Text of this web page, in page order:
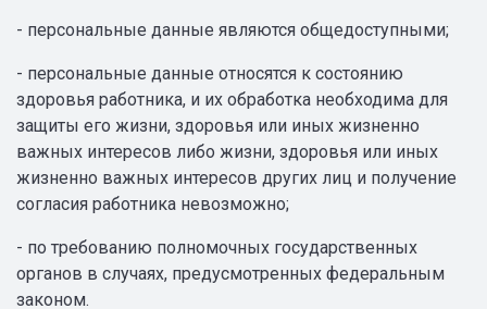
- персональные данные являются общедоступными;
- персональные данные относятся к состоянию
здоровья работника, и их обработка необходима для
защиты его жизни, здоровья или иных жизненно
важных интересов либо жизни, здоровья или иных
жизненно важных интересов других лиц и получение
согласия работника невозможно;
- по требованию полномочных государственных
органов в случаях, предусмотренных федеральным
законом.